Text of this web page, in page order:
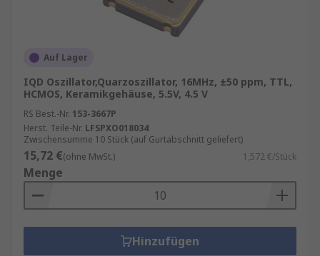
Auf Lager
IQD Oszillator,Quarzoszillator, 16MHz, ±50 ppm, TTL,
HCMOS, Keramikgehäuse, 5.5V, 4.5 V
RS Best.-Nr. 153-3667P
Herst. Teile-Nr. LFSPXO018034
Zwischensumme 10 Stück (auf Gurtabschnitt geliefert)
15,72 €(ohne MwSt.) 1,572 €/Stück
Menge
Hinzufügen